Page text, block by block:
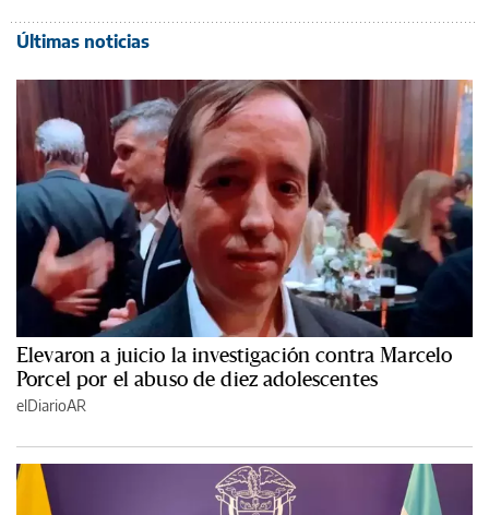
Últimas noticias
Elevaron a juicio la investigación contra Marcelo
Porcel por el abuso de diez adolescentes
elDiarioAR